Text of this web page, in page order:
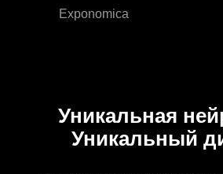
Exponomica
Уникальная
Уникальный